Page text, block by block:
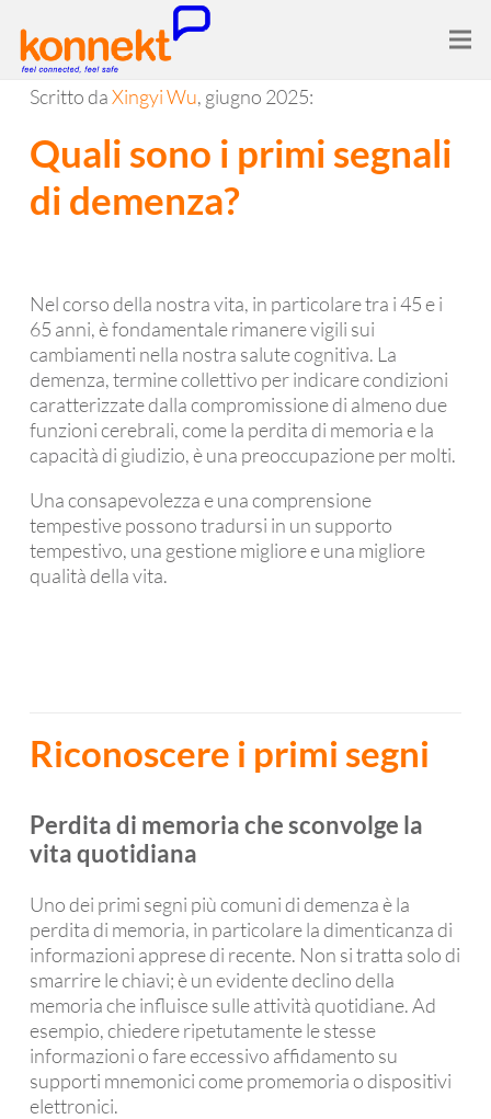
Scritto daXingyi Wu, giugno 2025:
Quali sono i primi segnali
di demenza?
Nel corso della nostra vita, in particolare tra i 45 e i
65 anni, è fondamentale rimanere vigili sui
cambiamenti nella nostra salute cognitiva. La
demenza, termine collettivo per indicare condizioni
caratterizzate dalla compromissione di almeno due
funzioni cerebrali, come la perdita di memoria e la
capacità di giudizio, è una preoccupazione per molti.
Una consapevolezza e una comprensione
tempestive possono tradursi in un supporto
tempestivo, una gestione migliore e una migliore
qualità della vita.
Riconoscere i primi segni
Perdita di memoria che sconvolge la
vita quotidiana
Uno dei primi segni più comuni di demenza è la
perdita di memoria, in particolare la dimenticanza di
informazioni apprese di recente. Non si tratta solo di
smarrire le chiavi; è un evidente declino della
memoria che influisce sulle attività quotidiane. Ad
esempio, chiedere ripetutamente le stesse
informazioni o fare eccessivo affidamento su
supporti mnemonici come promemoria o dispositivi
elettronici.